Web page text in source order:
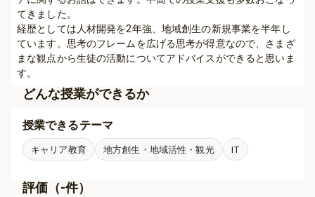
てきました。
経歴としては人材開発を2年強、地域創生の新規事業を半年し
ています。思考のフレームを広げる思考が得意なので、さまざ
まな観点から生徒の活動についてアドバイスができると思いま
す。
どんな授業ができるか
授業できるテーマ
キャリア教育 地方創生・地域活性・観光 IT
評価（-件）